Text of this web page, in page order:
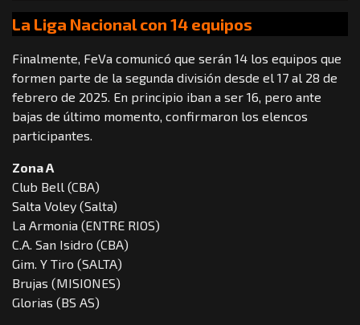
La Liga Nacional con 14 equipos
Finalmente, FeVa comunicó que serán 14 los equipos que
formen parte de la segunda división desde el 17 al 28 de
febrero de 2025. En principio iban a ser 16, pero ante
bajas de último momento, confirmaron los elencos
participantes.
Zona A
Club Bell (CBA)
Salta Voley (Salta)
La Armonia (ENTRE RIOS)
C.A. San Isidro (CBA)
Gim. Y Tiro (SALTA)
Brujas (MISIONES)
Glorias (BS AS)